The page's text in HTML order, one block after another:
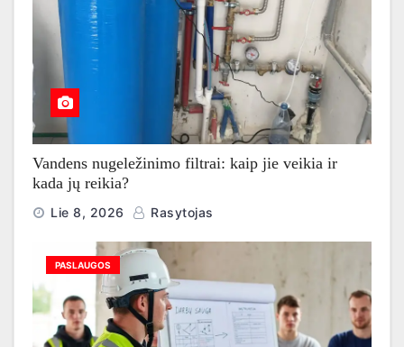
Vandens nugeležinimo filtrai: kaip jie veikia ir
kada jų reikia?
Lie 8, 2026 Rasytojas
PASLAUGOS